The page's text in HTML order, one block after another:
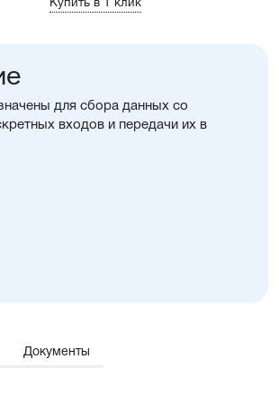
Купить в 1 клик
для сбора данных со
входов и передачи их в
Документы